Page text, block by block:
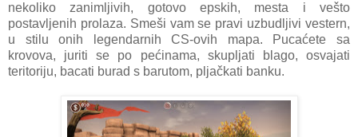
nekoliko zanimljivih, gotovo epskih, mesta i vešto
postavljenih prolaza. Smeši vam se pravi uzbudljivi vestern,
u stilu onih legendarnih CS-ovih mapa. Pucaćete sa
krovova, juriti se po pećinama, skupljati blago, osvajati
teritoriju, bacati burad s barutom, pljačkati banku.